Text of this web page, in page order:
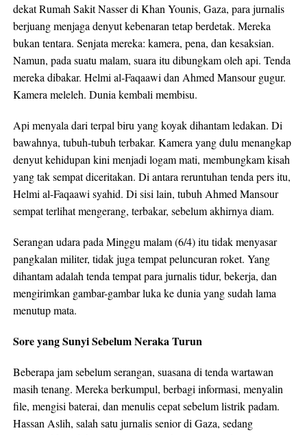
dekat Rumah Sakit Nasser di Khan Younis, Gaza, para jurnalis
berjuang menjaga denyut kebenaran tetap berdetak. Mereka
bukan tentara. Senjata mereka: kamera, pena, dan kesaksian.
Namun, pada suatu malam, suara itu dibungkam oleh api. Tenda
mereka dibakar. Helmi al-Faqaawi dan Ahmed Mansour gugur.
Kamera meleleh. Dunia kembali membisu.​
Api menyala dari terpal biru yang koyak dihantam ledakan. Di
bawahnya, tubuh-tubuh terbakar. Kamera yang dulu menangkap
denyut kehidupan kini menjadi logam mati, membungkam kisah
yang tak sempat diceritakan. Di antara reruntuhan tenda pers itu,
Helmi al-Faqaawi syahid. Di sisi lain, tubuh Ahmed Mansour
sempat terlihat mengerang, terbakar, sebelum akhirnya diam.​
Serangan udara pada Minggu malam (6/4) itu tidak menyasar
pangkalan militer, tidak juga tempat peluncuran roket. Yang
dihantam adalah tenda tempat para jurnalis tidur, bekerja, dan
mengirimkan gambar-gambar luka ke dunia yang sudah lama
menutup mata.​
Sore yang Sunyi Sebelum Neraka Turun
Beberapa jam sebelum serangan, suasana di tenda wartawan
masih tenang. Mereka berkumpul, berbagi informasi, menyalin
file, mengisi baterai, dan menulis cepat sebelum listrik padam.
Hassan Aslih, salah satu jurnalis senior di Gaza, sedang